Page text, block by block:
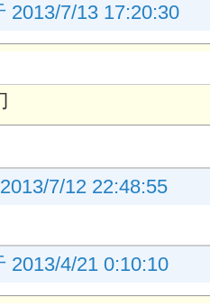
2013/7/13 17:20:30
7/12 22:48:55
2013/4/21 0:10:10